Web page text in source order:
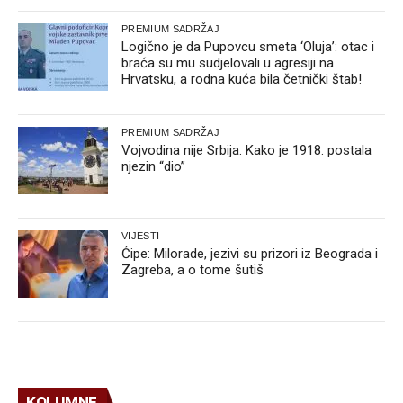
PREMIUM SADRŽAJ
Logično je da Pupovcu smeta ‘Oluja’: otac i
braća su mu sudjelovali u agresiji na
Hrvatsku, a rodna kuća bila četnički štab!
PREMIUM SADRŽAJ
Vojvodina nije Srbija. Kako je 1918. postala
njezin “dio”
VIJESTI
Ćipe: Milorade, jezivi su prizori iz Beograda i
Zagreba, a o tome šutiš